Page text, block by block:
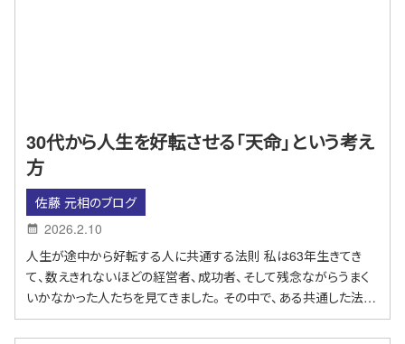
30代から人生を好転させる「天命」という考え
方
佐藤 元相のブログ
2026.2.10
人生が途中から好転する人に共通する法則 私は63年生きてき
て、数えきれないほどの経営者、成功者、そして残念ながらうまく
いかなかった人たちを見てきました。その中で、ある共通した法…